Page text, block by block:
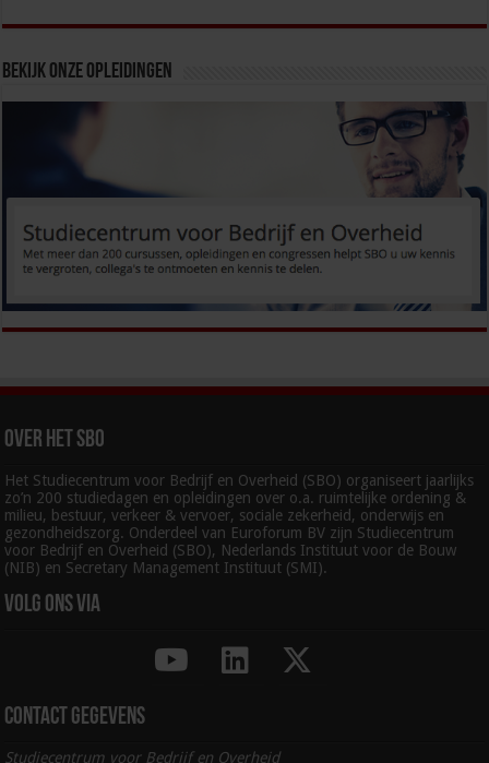
Bekijk onze opleidingen
Over het SBO
Het Studiecentrum voor Bedrijf en Overheid (SBO) organiseert jaarlijks
zo’n 200 studiedagen en opleidingen over o.a. ruimtelijke ordening &
milieu, bestuur, verkeer & vervoer, sociale zekerheid, onderwijs en
gezondheidszorg. Onderdeel van Euroforum BV zijn Studiecentrum
voor Bedrijf en Overheid (SBO), Nederlands Instituut voor de Bouw
(NIB) en Secretary Management Instituut (SMI).
Volg ons via
Contact gegevens
Studiecentrum voor Bedrijf en Overheid